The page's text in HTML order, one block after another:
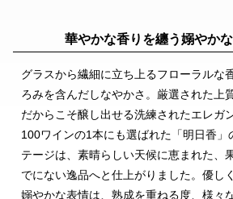
華やかな香りを纏う嫋やか
グラスから繊細に立ち上るフローラルな
ろみを含んだしなやかさ。厳選された上
だからこそ醸し出せる洗練されたエレガ
100ワインの1本にも選ばれた「明日香」
テージは、素晴らしい天候に恵まれた、
でにない逸品へと仕上がりました。優し
嫋やかな表情は、熟成を重ねる度、様々